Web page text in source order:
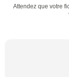
Attendez que votre